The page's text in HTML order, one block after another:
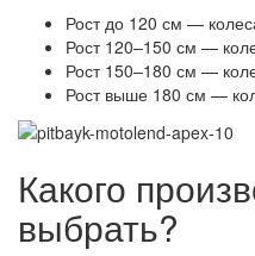
Рост до 120 см —
Рост 120–150 см —
Рост 150–180 см —
Рост выше 180 см —
Какого
выбрать?